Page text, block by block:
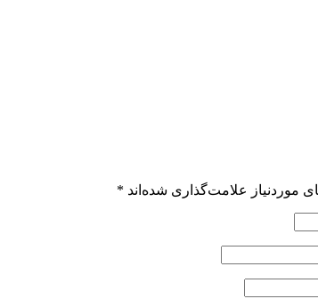
موردنیاز علامت‌گذاری شده‌اند *